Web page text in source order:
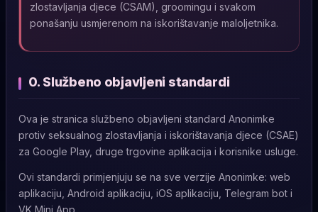
zlostavljanja djece (CSAM), groomingu i svakom
ponašanju usmjerenom na iskorištavanje maloljetnika.
0. Službeno objavljeni standardi
Ova je stranica službeno objavljeni standard Anonimke
protiv seksualnog zlostavljanja i iskorištavanja djece (CSAE)
za Google Play, druge trgovine aplikacija i korisnike usluge.
Ovi standardi primjenjuju se na sve verzije Anonimke: web
aplikaciju, Android aplikaciju, iOS aplikaciju, Telegram bot i
VK Mini App.